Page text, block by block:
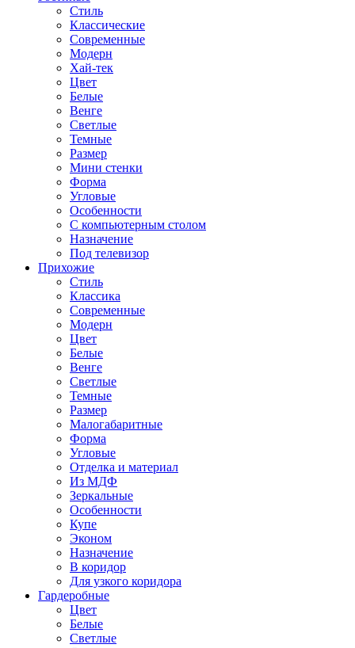
Стиль
Классические
Современные
Модерн
Хай-тек
Цвет
Белые
Венге
Светлые
Темные
Размер
Мини стенки
Форма
Угловые
Особенности
С компьютерным столом
Назначение
Под телевизор
Прихожие
Стиль
Классика
Современные
Модерн
Цвет
Белые
Венге
Светлые
Темные
Размер
Малогабаритные
Форма
Угловые
Отделка и материал
Из МДФ
Зеркальные
Особенности
Купе
Эконом
Назначение
В коридор
Для узкого коридора
Гардеробные
Цвет
Белые
Светлые